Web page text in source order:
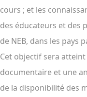
cours ; et les
des éducateurs et des
de NEB, dans les pays
Cet objectif sera
documentaire et une
de la disponibilité des